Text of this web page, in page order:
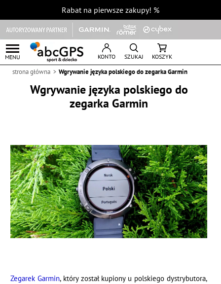
Rabat na pierwsze zakupy! %
MENU KONTO SZUKAJ KOSZYK
strona główna Wgrywanie języka polskiego do zegarka Garmin
Wgrywanie języka polskiego do
zegarka Garmin
Zegarek Garmin, który został kupiony u polskiego dystrybutora,